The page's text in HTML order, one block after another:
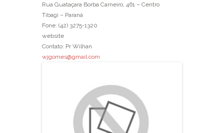
Rua Guataçara Borba Carneiro, 461 – Centro
Tibagi – Paraná
Fone: (42) 3275-1320
website
Contato: Pr Wilhan
wjgomes@gmail.com